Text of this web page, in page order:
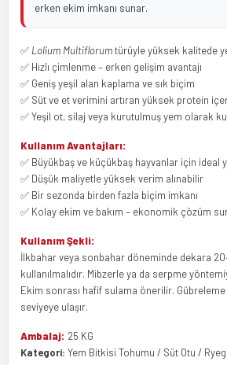
erken ekim imkanı sunar.
✅ Lolium Multiflorumtürüyle yüksek kalitede
✅ Hızlı çimlenme – erken gelişim avantajı
✅ Geniş yeşil alan kaplama ve sık biçim
✅ Süt ve et verimini artıran yüksek protein
✅ Yeşil ot, silaj veya kurutulmuş yem olarak
Kullanım Avantajları:
✅ Büyükbaş ve küçükbaş hayvanlar için ideal
✅ Düşük maliyetle yüksek verim alınabilir
✅ Bir sezonda birden fazla biçim imkanı
✅ Kolay ekim ve bakım – ekonomik çözüm
Kullanım Şekli:
İlkbahar veya sonbahar döneminde dekara
kullanılmalıdır. Mibzerle ya da serpme
Ekim sonrası hafif sulama önerilir.
seviyeye ulaşır.
Ambalaj: 25 KG
Kategori: Yem Bitkisi Tohumu / Süt Otu /